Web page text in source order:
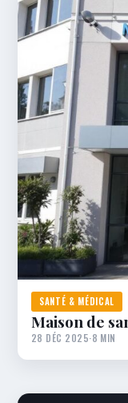
SANTÉ & MÉDICAL
Maison de
28 DÉC 2025·8 MIN